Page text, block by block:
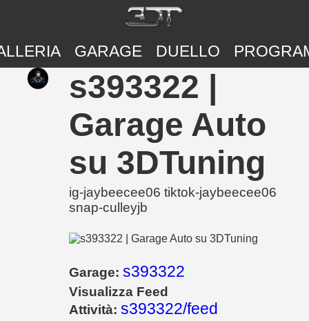
GARAGE DUELLO
s393322 |
Garage Auto
su 3DTuning
ig-jaybeecee06 tiktok-jaybeecee06
snap-culleyjb
Garage:s393322
Visualizza Feed
Attività:s393322/feed